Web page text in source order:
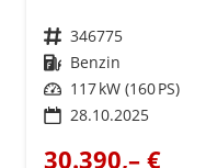
Fahrzeugnr. 346775
Kraftstoff Benzin
Leistung 117 kW (160 PS)
28.10.2025
30.390,– €